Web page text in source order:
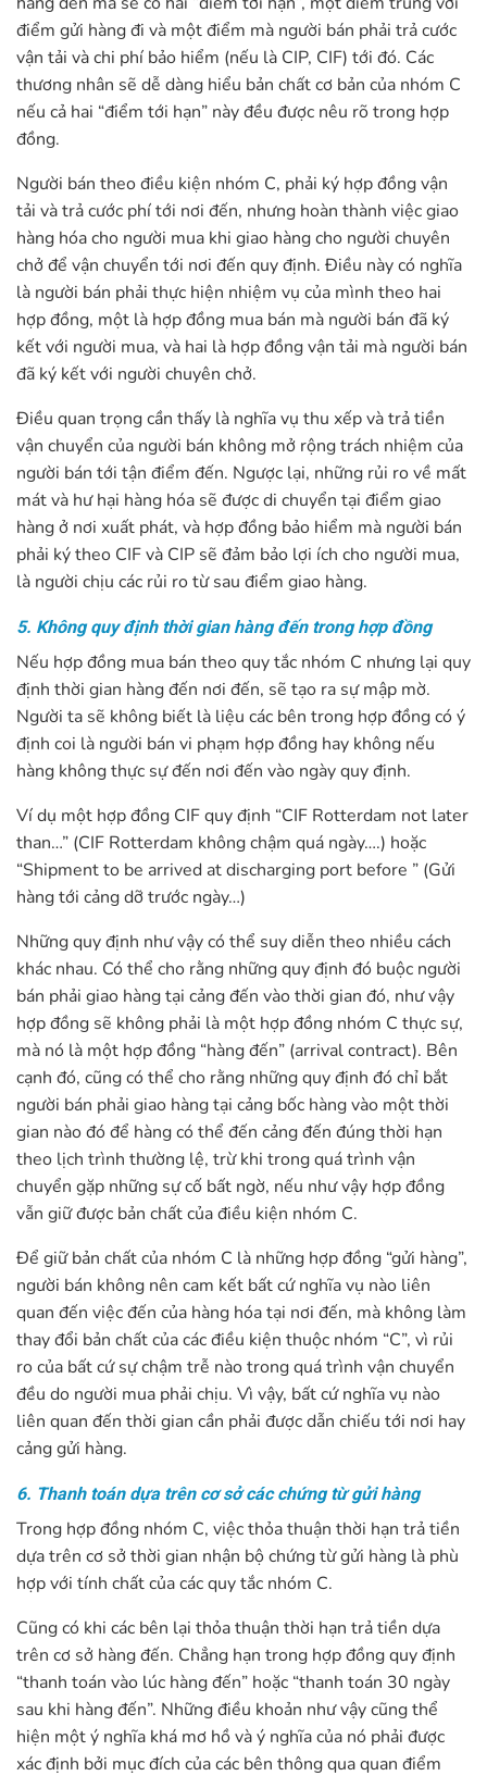
điểm gửi hàng đi và một điểm mà người bán phải trả cước
vận tải và chi phí bảo hiểm (nếu là CIP, CIF) tới đó. Các
thương nhân sẽ dễ dàng hiểu bản chất cơ bản của nhóm C
nếu cả hai “điểm tới hạn” này đều được nêu rõ trong hợp
đồng.
Người bán theo điều kiện nhóm C, phải ký hợp đồng vận
tải và trả cước phí tới nơi đến, nhưng hoàn thành việc giao
hàng hóa cho người mua khi giao hàng cho người chuyên
chở để vận chuyển tới nơi đến quy định. Điều này có nghĩa
là người bán phải thực hiện nhiệm vụ của mình theo hai
hợp đồng, một là hợp đồng mua bán mà người bán đã ký
kết với người mua, và hai là hợp đồng vận tải mà người bán
đã ký kết với người chuyên chở.
Điều quan trọng cần thấy là nghĩa vụ thu xếp và trả tiền
vận chuyển của người bán không mở rộng trách nhiệm của
người bán tới tận điểm đến. Ngược lại, những rủi ro về mất
mát và hư hại hàng hóa sẽ được di chuyển tại điểm giao
hàng ở nơi xuất phát, và hợp đồng bảo hiểm mà người bán
phải ký theo CIF và CIP sẽ đảm bảo lợi ích cho người mua,
là người chịu các rủi ro từ sau điểm giao hàng.
5. Không quy định thời gian hàng đến trong hợp đồng
Nếu hợp đồng mua bán theo quy tắc nhóm C nhưng lại quy
định thời gian hàng đến nơi đến, sẽ tạo ra sự mập mờ.
Người ta sẽ không biết là liệu các bên trong hợp đồng có ý
định coi là người bán vi phạm hợp đồng hay không nếu
hàng không thực sự đến nơi đến vào ngày quy định.
Ví dụ một hợp đồng CIF quy định “CIF Rotterdam not later
than…” (CIF Rotterdam không chậm quá ngày….) hoặc
“Shipment to be arrived at discharging port before ” (Gửi
hàng tới cảng dỡ trước ngày…)
Những quy định như vậy có thể suy diễn theo nhiều cách
khác nhau. Có thể cho rằng những quy định đó buộc người
bán phải giao hàng tại cảng đến vào thời gian đó, như vậy
hợp đồng sẽ không phải là một hợp đồng nhóm C thực sự,
mà nó là một hợp đồng “hàng đến” (arrival contract). Bên
cạnh đó, cũng có thể cho rằng những quy định đó chỉ bắt
người bán phải giao hàng tại cảng bốc hàng vào một thời
gian nào đó để hàng có thể đến cảng đến đúng thời hạn
theo lịch trình thường lệ, trừ khi trong quá trình vận
chuyển gặp những sự cố bất ngờ, nếu như vậy hợp đồng
vẫn giữ được bản chất của điều kiện nhóm C.
Để giữ bản chất của nhóm C là những hợp đồng “gửi hàng”,
người bán không nên cam kết bất cứ nghĩa vụ nào liên
quan đến việc đến của hàng hóa tại nơi đến, mà không làm
thay đổi bản chất của các điều kiện thuộc nhóm “C”, vì rủi
ro của bất cứ sự chậm trễ nào trong quá trình vận chuyển
đều do người mua phải chịu. Vì vậy, bất cứ nghĩa vụ nào
liên quan đến thời gian cần phải được dẫn chiếu tới nơi hay
cảng gửi hàng.
6. Thanh toán dựa trên cơ sở các chứng từ gửi hàng
Trong hợp đồng nhóm C, việc thỏa thuận thời hạn trả tiền
dựa trên cơ sở thời gian nhận bộ chứng từ gửi hàng là phù
hợp với tính chất của các quy tắc nhóm C.
Cũng có khi các bên lại thỏa thuận thời hạn trả tiền dựa
trên cơ sở hàng đến. Chẳng hạn trong hợp đồng quy định
“thanh toán vào lúc hàng đến” hoặc “thanh toán 30 ngày
sau khi hàng đến”. Những điều khoản như vậy cũng thể
hiện một ý nghĩa khá mơ hồ và ý nghĩa của nó phải được
xác định bởi mục đích của các bên thông qua quan điểm